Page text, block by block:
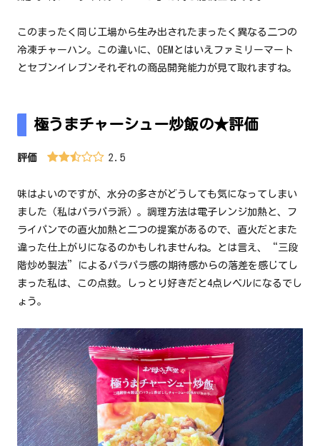
このまったく同じ工場から生み出されたまったく異なる二つの
冷凍チャーハン。この違いに、OEMとはいえファミリーマート
とセブンイレブンそれぞれの商品開発能力が見て取れますね。
極うまチャーシュー炒飯の★評価
評価 2.5
味はよいのですが、水分の多さがどうしても気になってしまい
ました（私はパラパラ派）。調理方法は電子レンジ加熱と、フ
ライパンでの直火加熱と二つの提案があるので、直火だとまた
違った仕上がりになるのかもしれませんね。とは言え、“三段
階炒め製法”によるパラパラ感の期待感からの落差を感じてし
まった私は、この点数。しっとり好きだと4点レベルになるでし
ょう。